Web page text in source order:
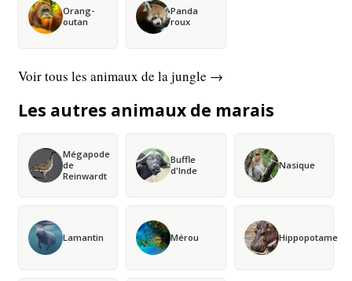
Orang-
outan
Panda
roux
Voir tous les animaux de la jungle →
Les autres animaux de marais
Mégapode
de
Reinwardt
Buffle
d'Inde
Nasique
Lamantin Mérou Hippopotame